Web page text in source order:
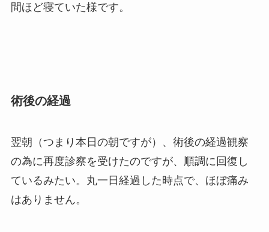
間ほど寝ていた様です。
術後の経過
翌朝（つまり本日の朝ですが）、術後の経過観察
の為に再度診察を受けたのですが、順調に回復し
ているみたい。丸一日経過した時点で、ほぼ痛み
はありません。